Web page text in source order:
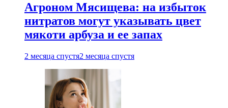
Агроном Мясищева: на избыток
нитратов могут указывать цвет
мякоти арбуза и ее запах
2 месяца спустя2 месяца спустя